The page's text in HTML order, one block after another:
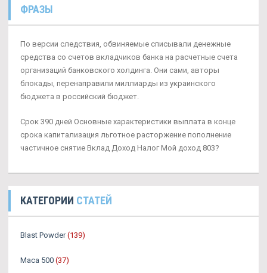
ФРАЗЫ
По версии следствия, обвиняемые списывали денежные
средства со счетов вкладчиков банка на расчетные счета
организаций банковского холдинга. Они сами, авторы
блокады, перенаправили миллиарды из украинского
бюджета в российский бюджет.
Срок 390 дней Основные характеристики выплата в конце
срока капитализация льготное расторжение пополнение
частичное снятие Вклад Доход Налог Мой доход 803?
КАТЕГОРИИ СТАТЕЙ
Blast Powder (139)
Maca 500 (37)